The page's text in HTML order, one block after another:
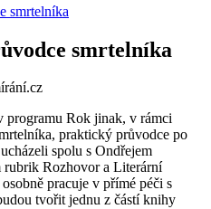
smrtelníka
smrtelníka
programu Rok jinak, v rámci
praktický průvodce po
spolu s Ondřejem
rubrik Rozhovor a Literární
pracuje v přímé péči s
tvořit jednu z částí knihy